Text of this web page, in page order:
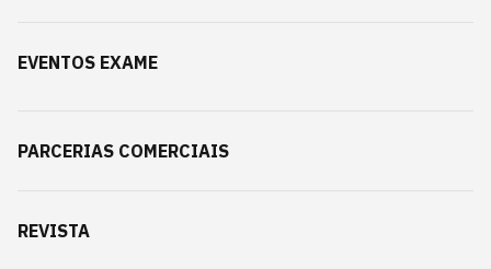
EVENTOS EXAME
PARCERIAS COMERCIAIS
REVISTA